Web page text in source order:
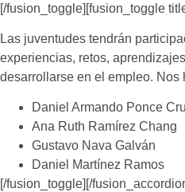
[/fusion_toggle][fusion_toggle
Las juventudes tendrán
experiencias, retos,
desarrollarse en el empleo. Nos
Daniel Armando Ponce
Ana Ruth Ramírez Chang
Gustavo Nava Galván
Daniel Martínez Ramos
[/fusion_toggle][/